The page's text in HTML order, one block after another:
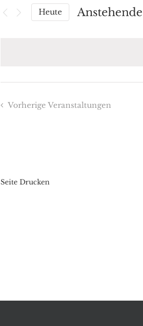
Heute
Anstehende
VorherigeVeranstaltungen
Seite Drucken